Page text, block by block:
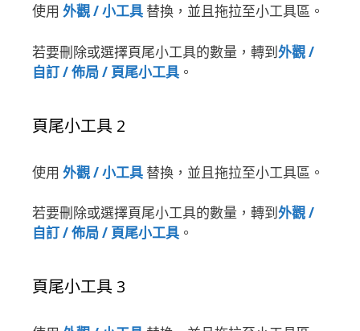
使用 外觀 / 小工具 替換，並且拖拉至小工具區。
若要刪除或選擇頁尾小工具的數量，轉到外觀 /
自訂 / 佈局 / 頁尾小工具 。
頁尾小工具 2
使用 外觀 / 小工具 替換，並且拖拉至小工具區。
若要刪除或選擇頁尾小工具的數量，轉到外觀 /
自訂 / 佈局 / 頁尾小工具 。
頁尾小工具 3